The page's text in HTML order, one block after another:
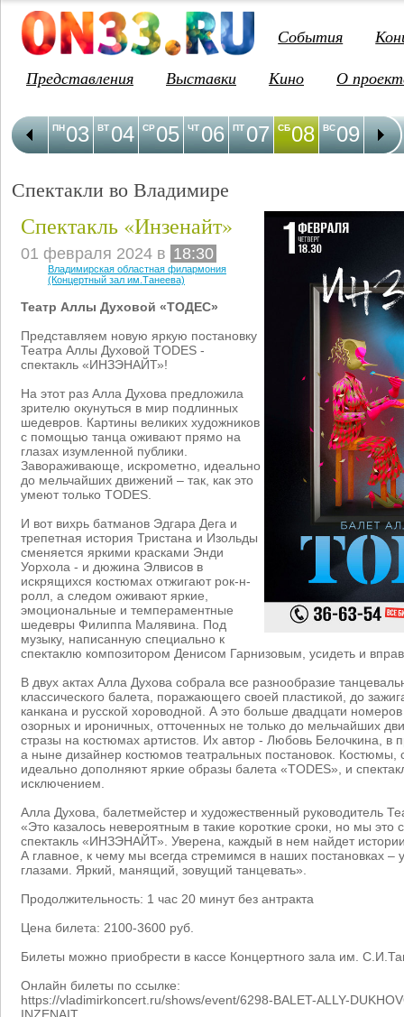
События
Представления
Выставки Кино О
03
ПН 04
ВТ 05
СР 06
ЧТ 07
ПТ 08
СБ 09
ВС 10
ПН
Спектакли во Владимире
Спектакль «Инзенайт»
01 февраля 2024 в 18:30
Владимирская областная филармония
(Концертный зал им.Танеева)
Театр Аллы Духовой «ТОДЕС»
Представляем новую яркую постановку
Театра Аллы Духовой TODES -
спектакль «ИНЗЭНАЙТ»!
На этот раз Алла Духова предложила
зрителю окунуться в мир подлинных
шедевров. Картины великих художников
с помощью танца оживают прямо на
глазах изумленной публики.
Завораживающе, искрометно, идеально
до мельчайших движений – так, как это
умеют только TODES.
И вот вихрь батманов Эдгара Дега и
трепетная история Тристана и Изольды
сменяется яркими красками Энди
Уорхола - и дюжина Элвисов в
искрящихся костюмах отжигают рок-н-
ролл, а следом оживают яркие,
эмоциональные и темпераментные
шедевры Филиппа Малявина. Под
музыку, написанную специально к
спектаклю композитором Денисом Гарнизовым, усидеть и
В двух актах Алла Духова собрала все разнообразие
классического балета, поражающего своей пластикой, до
канкана и русской хороводной. А это больше двадцати
озорных и ироничных, отточенных не только до мельчайших
стразы на костюмах артистов. Их автор - Любовь Белочкина, в
а ныне дизайнер костюмов театральных постановок. Костюмы,
идеально дополняют яркие образы балета «TODES», и
исключением.
Алла Духова, балетмейстер и художественный руководитель
«Это казалось невероятным в такие короткие сроки, но мы
спектакль «ИНЗЭНАЙТ». Уверена, каждый в нем найдет
А главное, к чему мы всегда стремимся в наших постановках
глазами. Яркий, манящий, зовущий танцевать».
Продолжительность: 1 час 20 минут без антракта
Цена билета: 2100-3600 руб.
Билеты можно приобрести в кассе Концертного зала им.
Онлайн билеты по ссылке:
https://vladimirkoncert.ru/shows/event/6298-BALET-ALLY-